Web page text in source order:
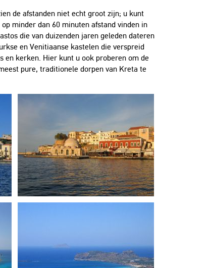
de afstanden niet echt groot zijn; u kunt
minder dan 60 minuten afstand vinden in
die van duizenden jaren geleden dateren
en Venitiaanse kastelen die verspreid
en kerken. Hier kunt u ook proberen om de
pure, traditionele dorpen van Kreta te